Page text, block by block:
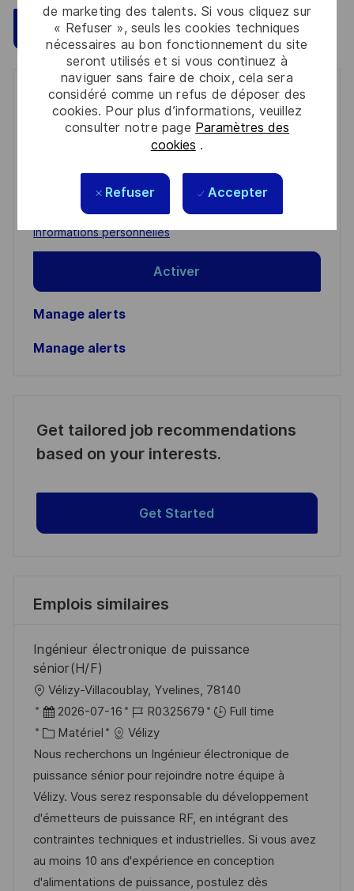
de marketing des talents. Si vous cliquez sur
« Refuser », seuls les cookies techniques
nécessaires au bon fonctionnement du site
seront utilisés et si vous continuez à
naviguer sans faire de choix, cela sera
considéré comme un refus de déposer des
cookies. Pour plus d’informations, veuillez
consulter notre page Paramètres des
cookies .
Refuser Accepter
Postulez maintenant Sauvegarder
Get notified for similar jobs
You'll receive updates once a week
(Required)
Lire et accepter les conditions de traitement des
informations personnelles
Activer
Manage alerts
Manage alerts
Get tailored job recommendations
based on your interests.
Get Started
Emplois similaires
Ingénieur électronique de puissance
sénior(H/F)
o
c
a
l
i
s
a
t
i
Vélizy-Villacoublay, Yvelines, 78140
D
a
t
e
d
’
a
f
f
2026-07-16
R
é
f
é
r
e
n
c
e
R0325679
Full time
C
a
t
é
g
o
r
i
Matériel
Vélizy
Nous recherchons un Ingénieur électronique de
puissance sénior pour rejoindre notre équipe à
Vélizy. Vous serez responsable du développement
d'émetteurs de puissance RF, en intégrant des
contraintes techniques et industrielles. Si vous avez
au moins 10 ans d'expérience en conception
d'alimentations de puissance, postulez dès